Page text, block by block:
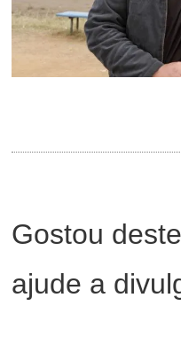
Gostou
ajude a